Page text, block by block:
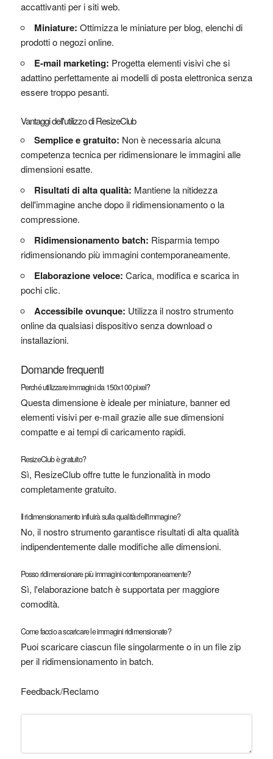
accattivanti per i siti web.
Miniature: Ottimizza le miniature per blog, elenchi di
prodotti o negozi online.
E-mail marketing: Progetta elementi visivi che si
adattino perfettamente ai modelli di posta elettronica senza
essere troppo pesanti.
Vantaggi dell'utilizzo di ResizeClub
Semplice e gratuito: Non è necessaria alcuna
competenza tecnica per ridimensionare le immagini alle
dimensioni esatte.
Risultati di alta qualità: Mantiene la nitidezza
dell'immagine anche dopo il ridimensionamento o la
compressione.
Ridimensionamento batch: Risparmia tempo
ridimensionando più immagini contemporaneamente.
Elaborazione veloce: Carica, modifica e scarica in
pochi clic.
Accessibile ovunque: Utilizza il nostro strumento
online da qualsiasi dispositivo senza download o
installazioni.
Domande frequenti
Perché utilizzare immagini da 150x100 pixel?
Questa dimensione è ideale per miniature, banner ed
elementi visivi per e-mail grazie alle sue dimensioni
compatte e ai tempi di caricamento rapidi.
ResizeClub è gratuito?
Sì, ResizeClub offre tutte le funzionalità in modo
completamente gratuito.
Il ridimensionamento influirà sulla qualità dell'immagine?
No, il nostro strumento garantisce risultati di alta qualità
indipendentemente dalle modifiche alle dimensioni.
Posso ridimensionare più immagini contemporaneamente?
Sì, l'elaborazione batch è supportata per maggiore
comodità.
Come faccio a scaricare le immagini ridimensionate?
Puoi scaricare ciascun file singolarmente o in un file zip
per il ridimensionamento in batch.
Feedback/Reclamo